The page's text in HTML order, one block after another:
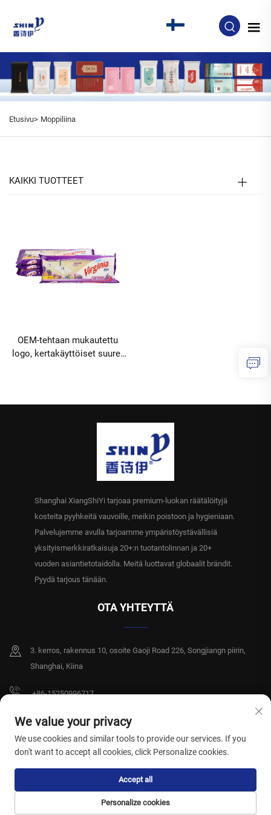
Etusivu> Moppiliina
KAIKKI TUOTTEET
OEM-tehtaan mukautettu
logo, kertakäyttöiset suuret
puhdistamiseen,
vähimmäistilaukset 10000
Shanghai XiangShiYi tarjoaa premium-luokan räätälöityjä
kosteita pyyhkeitä vauvoille, meikin poistoon ja hygieniaan.
Palvelujemme avulla tarjoamme ympäristöystävällisiä
yksityismerkkiratkaisuja 20+:n tuotantolinnan ja 20+
vuoden asiantietotaidolla. Meitä luottavat globaalit brändit.
Pyydä tarjous tänään.
OTA YHTEYTTÄ
3. kerros, rakennus 10, osoite Gaoji Road 226, Songjiangn piirin,
Shanghai, Kiina
+86-15250996717
[email protected]
Tekijänoikeus © 2026 Shanghai Xiangshiyi Hygiene Products Co., Ltd. Kaikki
oikeudet pidätetään. Tietosuojakäytäntö
We value your privacy
We use cookies and similar tools to provide our services. If you
don't want to accept all cookies, click Personalize cookies.
Personalize cookies
Accept all